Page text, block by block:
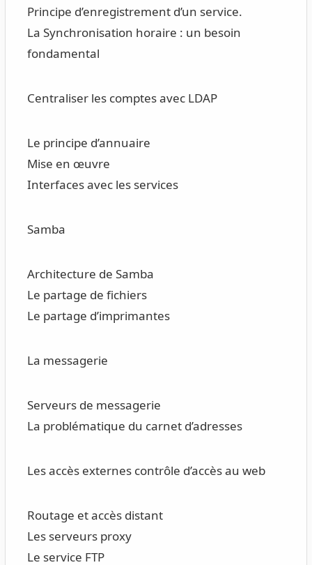
Principe d’enregistrement d’un service.
La Synchronisation horaire : un besoin
fondamental
Centraliser les comptes avec LDAP
Le principe d’annuaire
Mise en œuvre
Interfaces avec les services
Samba
Architecture de Samba
Le partage de fichiers
Le partage d’imprimantes
La messagerie
Serveurs de messagerie
La problématique du carnet d’adresses
Les accès externes contrôle d’accès au web
Routage et accès distant
Les serveurs proxy
Le service FTP